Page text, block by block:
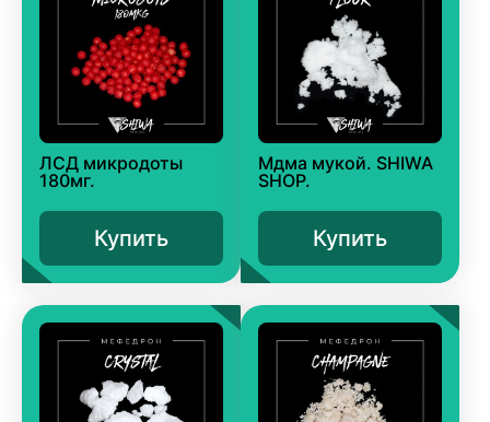
ЛСД микродоты
180мг.
Купить
Мдма мукой. SHIWA
SHOP.
Купить